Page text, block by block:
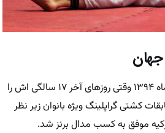
شهربانو دامغانی نژاد در آذر ماه ۱۳۹۴ وقتی روزهای آخر ۱۷ سالگی اش را
کشتی گراپلینگ ویژه بانوان زیر نظر
موفق به کسب مدال برنز شد.